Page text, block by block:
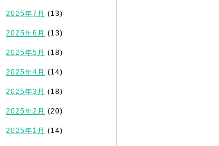
2025年7月 (13)
2025年6月 (13)
2025年5月 (18)
2025年4月 (14)
2025年3月 (18)
2025年2月 (20)
2025年1月 (14)